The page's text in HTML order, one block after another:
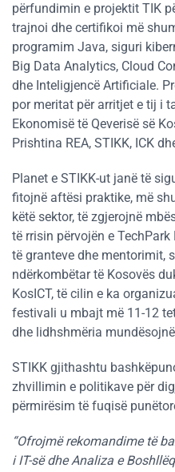
përfundimin e projektit TIK
trajnoi dhe certifikoi më
programim Java, siguri
Big Data Analytics, Cloud
dhe Inteligjencë Artificiale.
por meritat për arritjet e tij i
Ekonomisë të Qeverisë së
Prishtina REA, STIKK, ICK
Planet e STIKK-ut janë të
fitojnë aftësi praktike, më
këtë sektor, të zgjerojnë
të rrisin përvojën e
të granteve dhe mentorimit,
ndërkombëtar të Kosovës
KosICT, të cilin e ka
festivali u mbajt më 11-12
dhe lidhshmëria
STIKK gjithashtu
zhvillimin e politikave për
përmirësim të fuqisë
“Ofrojmë rekomandime të
i IT-së dhe Analiza e